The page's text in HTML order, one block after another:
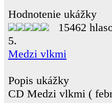
Hodnotenie ukážky
15462
5.
Medzi vlkmi
Popis ukážky
CD Medzi vlkmi (